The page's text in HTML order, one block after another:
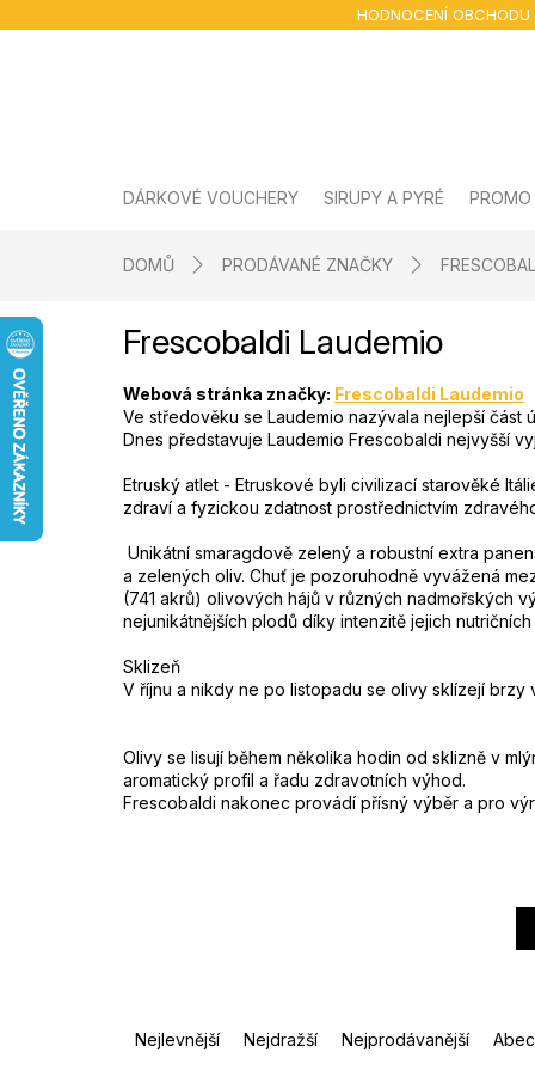
na
HODNOCENÍ OBCHODU
DÁRKOVÉ VOUCHERY SIRUPY A PYRÉ PROMO
DOMŮ PRODÁVANÉ ZNAČKY
Frescobaldi Laudemio
Webová stránka značky: Frescobaldi Laudemio
Ve středověku se Laudemio nazývala nejlepší část
Dnes představuje Laudemio Frescobaldi nejvyšší
Etruský atlet - Etruskové byli civilizací starověké
zdraví a fyzickou zdatnost prostřednictvím
Unikátní smaragdově zelený a robustní extra
a zelených oliv. Chuť je pozoruhodně vyvážená
(741 akrů) olivových hájů v různých nadmořských
nejunikátnějších plodů díky intenzitě jejich
Sklizeň
V říjnu a nikdy ne po listopadu se olivy sklízejí
Olivy se lisují během několika hodin od sklizně v
aromatický profil a řadu zdravotních výhod.
Frescobaldi nakonec provádí přísný výběr a pro
aNejlevnější Nejdražší Nejprodávanější